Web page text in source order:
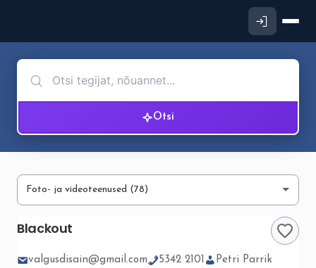
Otsi
Blackout
valgusdisain@gmail.com 5342 2101
Petri Parrik